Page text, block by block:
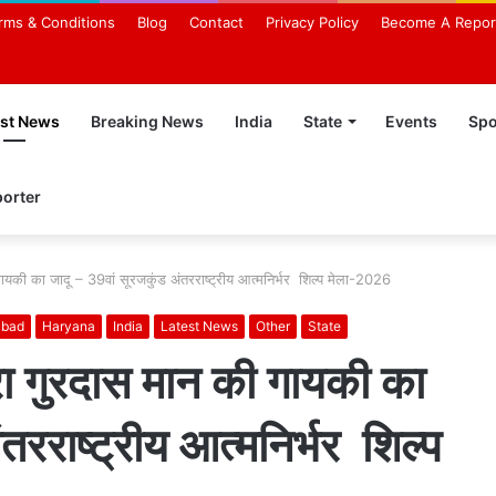
& Conditions Blog Contact Privacy Policy Become A
News Breaking News India State Events
का जादू – 39वां सूरजकुंड अंतरराष्ट्रीय आत्मनिर्भर शिल्प मेला-2026
Haryana India Latest News Other State
मान की गायकी का
आत्मनिर्भर शिल्प